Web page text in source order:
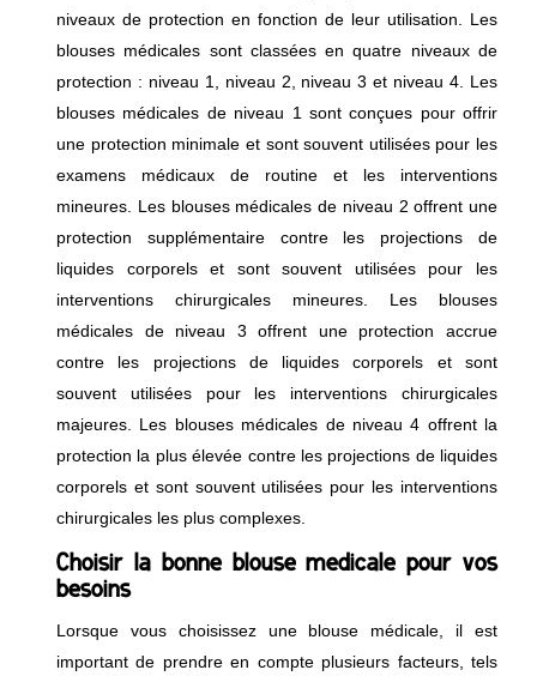
niveaux de protection en fonction de leur utilisation. Les
blouses médicales sont classées en quatre niveaux de
protection : niveau 1, niveau 2, niveau 3 et niveau 4. Les
blouses médicales de niveau 1 sont conçues pour offrir
une protection minimale et sont souvent utilisées pour les
examens médicaux de routine et les interventions
mineures. Les blouses médicales de niveau 2 offrent une
protection supplémentaire contre les projections de
liquides corporels et sont souvent utilisées pour les
interventions chirurgicales mineures. Les blouses
médicales de niveau 3 offrent une protection accrue
contre les projections de liquides corporels et sont
souvent utilisées pour les interventions chirurgicales
majeures. Les blouses médicales de niveau 4 offrent la
protection la plus élevée contre les projections de liquides
corporels et sont souvent utilisées pour les interventions
chirurgicales les plus complexes.
Choisir la bonne blouse médicale pour vos
besoins
Lorsque vous choisissez une blouse médicale, il est
important de prendre en compte plusieurs facteurs, tels